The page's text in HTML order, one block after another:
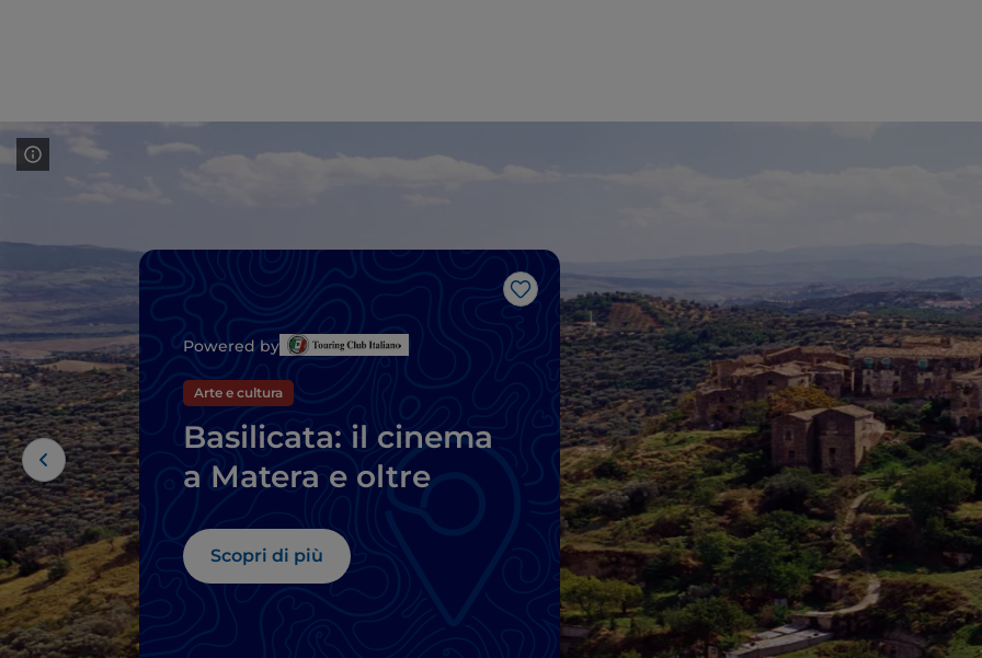
Like
Powered by
Arte e cultura
Basilicata: il cinema
a Matera e oltre
Scopri di più